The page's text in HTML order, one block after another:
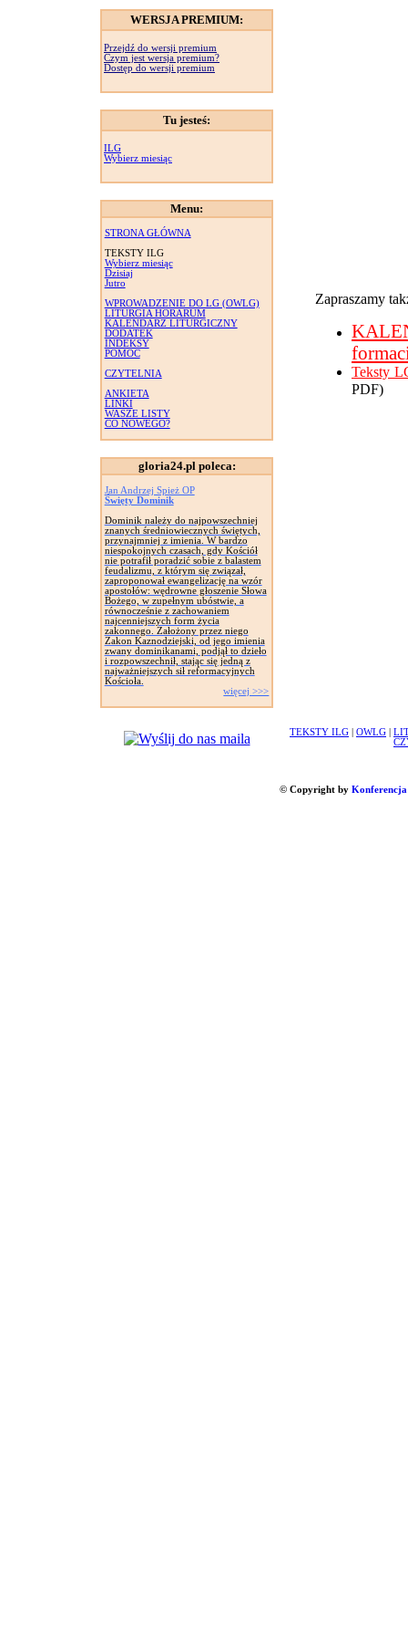
WERSJA PREMIUM:
Przejdź do wersji premium
Czym jest wersja premium?
Dostęp do wersji premium
Tu jesteś:
ILG
Wybierz miesiąc
Menu:
STRONA GŁÓWNA
TEKSTY ILG
Wybierz miesiąc
Dzisiaj
Jutro
WPROWADZENIE DO LG (OWLG)
LITURGIA HORARUM
KALENDARZ LITURGICZNY
DODATEK
INDEKSY
POMOC
CZYTELNIA
ANKIETA
LINKI
WASZE LISTY
CO NOWEGO?
gloria24.pl poleca:
Jan Andrzej Spież OP
Święty Dominik
Dominik należy do najpowszechniej
znanych średniowiecznych świętych,
przynajmniej z imienia. W bardzo
niespokojnych czasach, gdy Kościół
nie potrafił poradzić sobie z balastem
feudalizmu, z którym się związał,
zaproponował ewangelizację na wzór
apostołów: wędrowne głoszenie Słowa
Bożego, w zupełnym ubóstwie, a
równocześnie z zachowaniem
najcenniejszych form życia
zakonnego. Założony przez niego
Zakon Kaznodziejski, od jego imienia
zwany dominikanami, podjął to dzieło
i rozpowszechnił, stając się jedną z
najważniejszych sił reformacyjnych
Kościoła.
więcej >>>
Zapraszamy
Teksty
PDF)
TEKSTY ILG OWLG
© Copyright by Konferencja